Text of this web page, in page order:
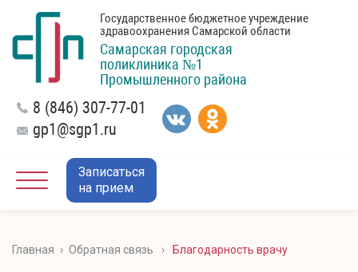
Государственное бюджетное учреждение
здравоохранения Самарской области
Самарская городская
поликлиника №1
Промышленного района
8 (846) 307-77-01
gp1@sgp1.ru
Записаться
на прием
Главная › Обратная связь › Благодарность врачу